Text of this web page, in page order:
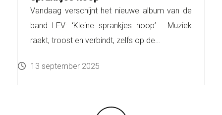
Vandaag verschijnt het nieuwe album van de
band LEV: ‘Kleine sprankjes hoop’. Muziek
raakt, troost en verbindt, zelfs op de…
13 september 2025